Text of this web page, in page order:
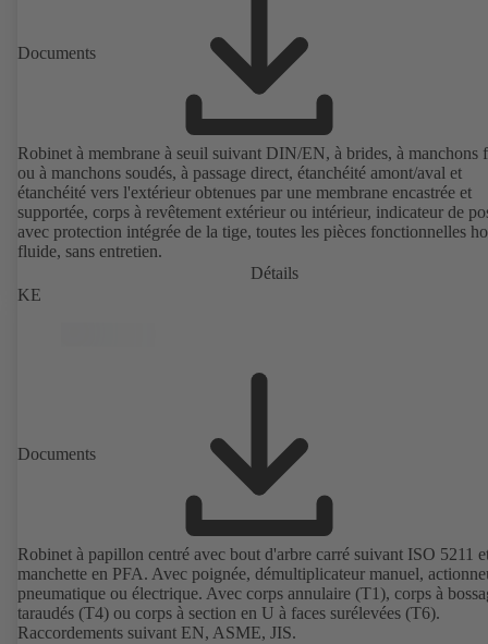
Documents
Robinet à membrane à seuil suivant DIN/EN, à brides, à manchons
ou à manchons soudés, à passage direct, étanchéité amont/aval et
étanchéité vers l'extérieur obtenues par une membrane encastrée et
supportée, corps à revêtement extérieur ou intérieur, indicateur de
avec protection intégrée de la tige, toutes les pièces fonctionnelles
fluide, sans entretien.
Détails
KE
Documents
Robinet à papillon centré avec bout d'arbre carré suivant ISO 5211
manchette en PFA. Avec poignée, démultiplicateur manuel,
pneumatique ou électrique. Avec corps annulaire (T1), corps à
taraudés (T4) ou corps à section en U à faces surélevées (T6).
Raccordements suivant EN, ASME, JIS.